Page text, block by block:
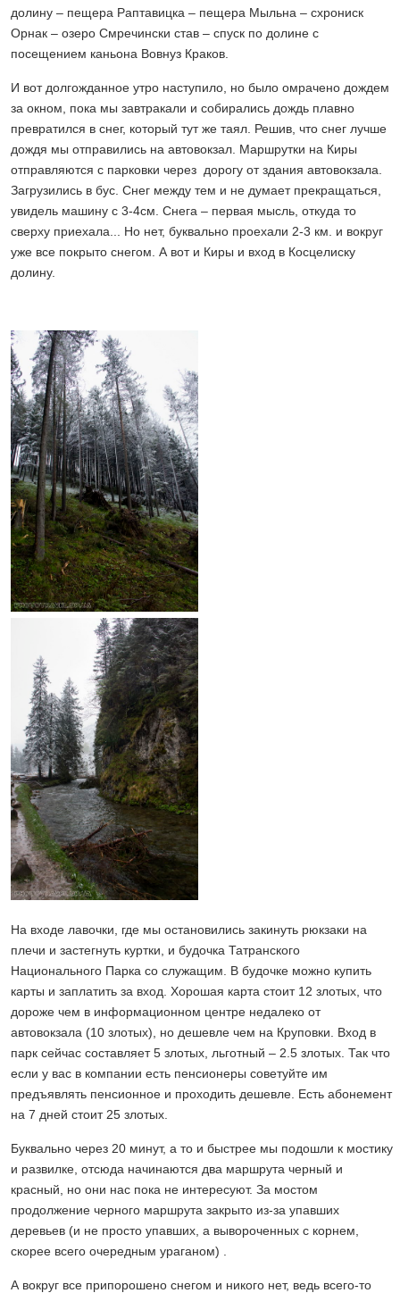
долину – пещера Раптавицка – пещера Мыльна – схрониск
Орнак – озеро Смречински став – спуск по долине с
посещением каньона Вовнуз Краков.
И вот долгожданное утро наступило, но было омрачено дождем
за окном, пока мы завтракали и собирались дождь плавно
превратился в снег, который тут же таял. Решив, что снег лучше
дождя мы отправились на автовокзал. Маршрутки на Киры
отправляются с парковки через дорогу от здания автовокзала.
Загрузились в бус. Снег между тем и не думает прекращаться,
увидель машину с 3-4см. Снега – первая мысль, откуда то
сверху приехала... Но нет, буквально проехали 2-3 км. и вокруг
уже все покрыто снегом. А вот и Киры и вход в Косцелиску
долину.
На входе лавочки, где мы остановились закинуть рюкзаки на
плечи и застегнуть куртки, и будочка Татранского
Национального Парка со служащим. В будочке можно купить
карты и заплатить за вход. Хорошая карта стоит 12 злотых, что
дороже чем в информационном центре недалеко от
автовокзала (10 злотых), но дешевле чем на Круповки. Вход в
парк сейчас составляет 5 злотых, льготный – 2.5 злотых. Так что
если у вас в компании есть пенсионеры советуйте им
предъявлять пенсионное и проходить дешевле. Есть абонемент
на 7 дней стоит 25 злотых.
Буквально через 20 минут, а то и быстрее мы подошли к мостику
и развилке, отсюда начинаются два маршрута черный и
красный, но они нас пока не интересуют. За мостом
продолжение черного маршрута закрыто из-за упавших
деревьев (и не просто упавших, а вывороченных с корнем,
скорее всего очередным ураганом) .
А вокруг все припорошено снегом и никого нет, ведь всего-то